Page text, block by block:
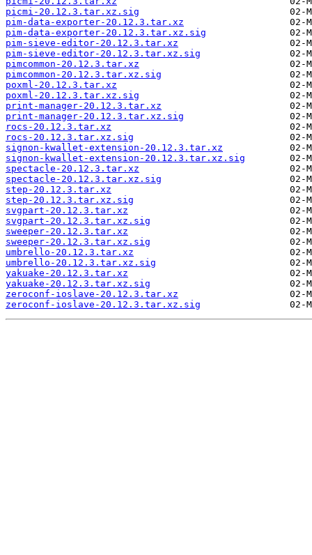
picmi-20.12.3.tar.xz.sig
pim-data-exporter-20.12.3.tar.xz
pim-data-exporter-20.12.3.tar.xz.sig
pim-sieve-editor-20.12.3.tar.xz
pim-sieve-editor-20.12.3.tar.xz.sig
pimcommon-20.12.3.tar.xz
pimcommon-20.12.3.tar.xz.sig
poxml-20.12.3.tar.xz
poxml-20.12.3.tar.xz.sig
print-manager-20.12.3.tar.xz
print-manager-20.12.3.tar.xz.sig
rocs-20.12.3.tar.xz
rocs-20.12.3.tar.xz.sig
signon-kwallet-extension-20.12.3.tar.xz
signon-kwallet-extension-20.12.3.tar.xz.sig
spectacle-20.12.3.tar.xz
spectacle-20.12.3.tar.xz.sig
step-20.12.3.tar.xz
step-20.12.3.tar.xz.sig
svgpart-20.12.3.tar.xz
svgpart-20.12.3.tar.xz.sig
sweeper-20.12.3.tar.xz
sweeper-20.12.3.tar.xz.sig
umbrello-20.12.3.tar.xz
umbrello-20.12.3.tar.xz.sig
yakuake-20.12.3.tar.xz
yakuake-20.12.3.tar.xz.sig
zeroconf-ioslave-20.12.3.tar.xz
zeroconf-ioslave-20.12.3.tar.xz.sig